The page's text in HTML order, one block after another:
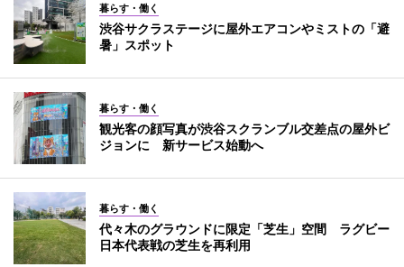
暮らす・働く
渋谷サクラステージに屋外エアコンやミストの「避
暑」スポット
暮らす・働く
観光客の顔写真が渋谷スクランブル交差点の屋外ビ
ジョンに 新サービス始動へ
暮らす・働く
代々木のグラウンドに限定「芝生」空間 ラグビー
日本代表戦の芝生を再利用